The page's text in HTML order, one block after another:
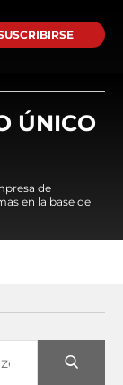
ÚNICO
de
en la base de